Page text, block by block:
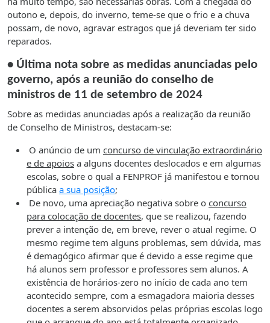
outono e, depois, do inverno, teme-se que o frio e a chuva
possam, de novo, agravar estragos que já deveriam ter sido
reparados.
• Última nota sobre as medidas anunciadas pelo
governo, após a reunião do conselho de
ministros de 11 de setembro de 2024
Sobre as medidas anunciadas após a realização da reunião
de Conselho de Ministros, destacam-se:
O anúncio de um concurso de vinculação extraordinário
e de apoios a alguns docentes deslocados e em algumas
escolas, sobre o qual a FENPROF já manifestou e tornou
pública a sua posição;
De novo, uma apreciação negativa sobre o concurso
para colocação de docentes, que se realizou, fazendo
prever a intenção de, em breve, rever o atual regime. O
mesmo regime tem alguns problemas, sem dúvida, mas
é demagógico afirmar que é devido a esse regime que
há alunos sem professor e professores sem alunos. A
existência de horários-zero no início de cada ano tem
acontecido sempre, com a esmagadora maioria desses
docentes a serem absorvidos pelas próprias escolas logo